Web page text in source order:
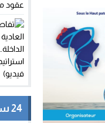
24 ساعة